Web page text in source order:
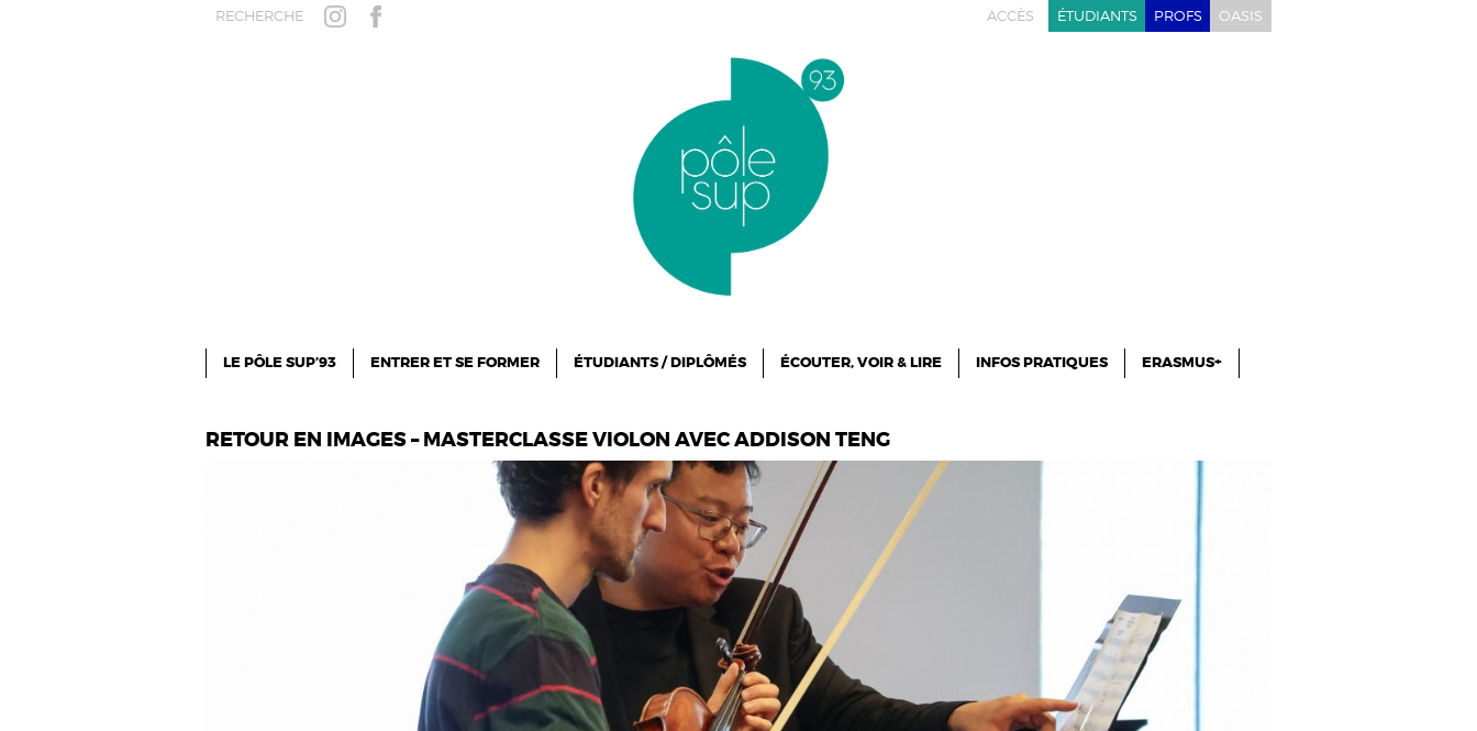
Aller au contenu principal ACCÈS ÉTUDIANTS PROFS OASIS
RECHERCHE INSTAGRAMFACEBOOK
LE PÔLE SUP’93 ENTRER ET SE FORMER ÉTUDIANTS / DIPLÔMÉS ÉCOUTER, VOIR & LIRE INFOS PRATIQUES ERASMUS+
RETOUR EN IMAGES – MASTERCLASSE VIOLON AVEC ADDISON TENG